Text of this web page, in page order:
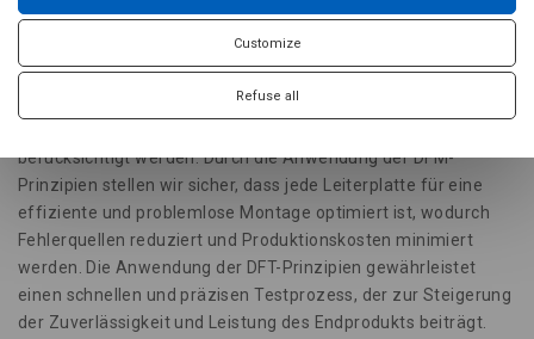
Unser Planungsteam ist sowohl auf die Erstellung neuer
Leiterplatten als auch auf die Überarbeitung bestehender
Projekte spezialisiert, wobei stets die besten Praktiken für
berücksichtigt werden. Durch die Anwendung der DFM-
Prinzipien stellen wir sicher, dass jede Leiterplatte für eine
effiziente und problemlose Montage optimiert ist, wodurch
Fehlerquellen reduziert und Produktionskosten minimiert
werden. Die Anwendung der DFT-Prinzipien gewährleistet
einen schnellen und präzisen Testprozess, der zur Steigerung
der Zuverlässigkeit und Leistung des Endprodukts beiträgt.
Customize
Refuse all